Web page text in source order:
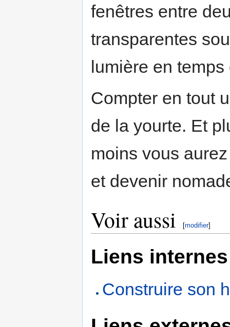
fenêtres entre
transparentes
lumière en
Compter en tout
de la yourte. Et
moins vous
et devenir
Voir aussi [modifier]
Liens internes
Construire son